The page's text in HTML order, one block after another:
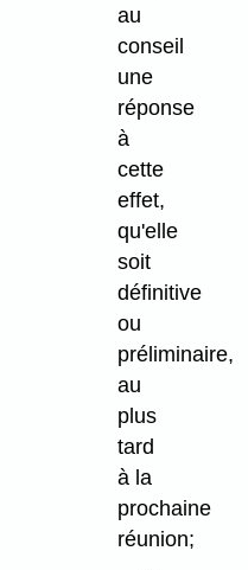
au
conseil
une
réponse
à
cette
effet,
qu'elle
soit
définitive
ou
préliminaire,
au
plus
tard
à la
prochaine
réunion;